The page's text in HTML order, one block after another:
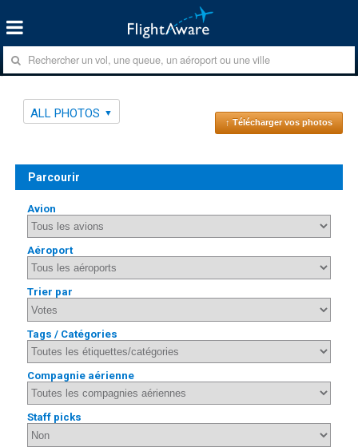
ALL PHOTOS
↑ Télécharger vos photos
Parcourir
Avion
Aéroport
Trier par
Tags / Catégories
Compagnie aérienne
Staff picks